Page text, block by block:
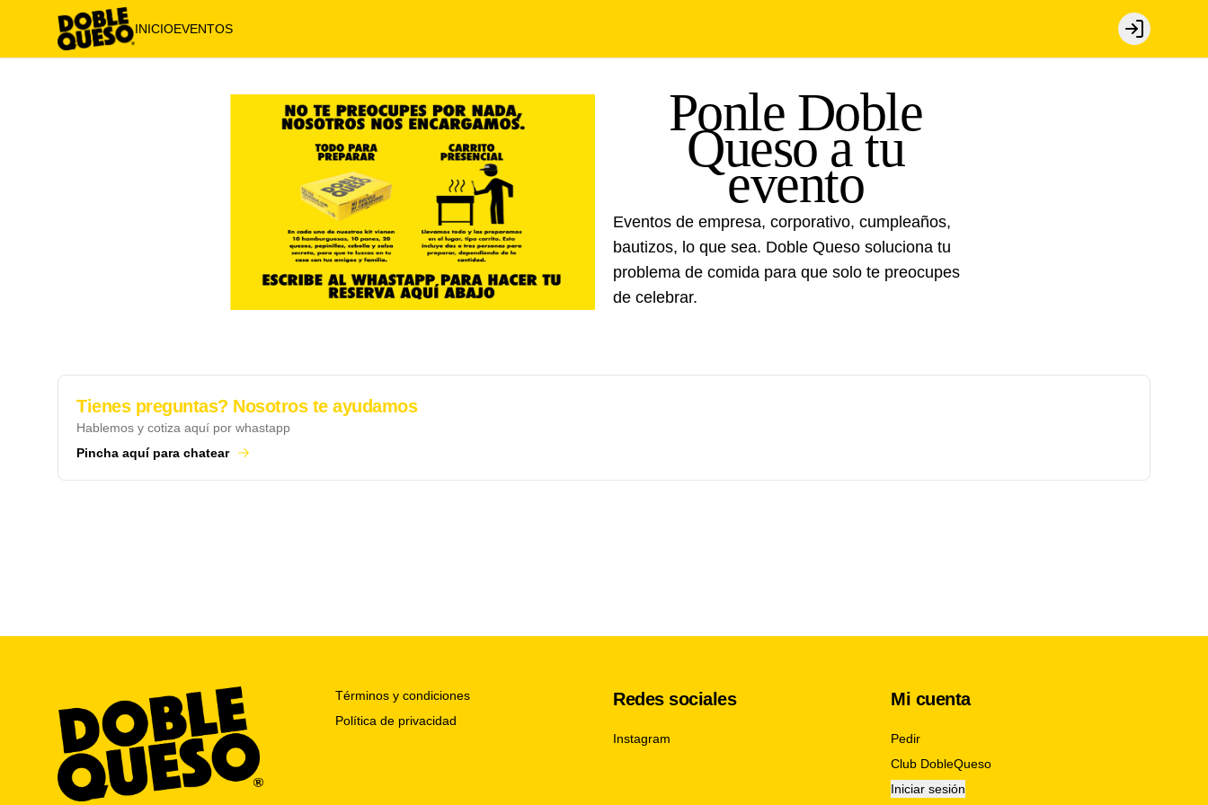
INICIOEVENTOS
Login
Ponle Doble
Queso a tu
evento
Eventos de empresa, corporativo, cumpleaños,
bautizos, lo que sea. Doble Queso soluciona tu
problema de comida para que solo te preocupes
de celebrar.
Tienes preguntas? Nosotros te ayudamos
Hablemos y cotiza aquí por whastapp
Pincha aquí para chatear
Términos y condiciones
Política de privacidad
Redes sociales
Instagram
Mi cuenta
Pedir
Club DobleQueso
Iniciar sesión